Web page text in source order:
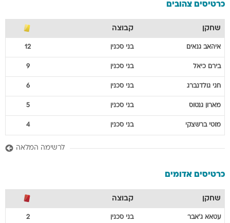
כרטיסים צהובים
שחקן קבוצה
איהאב גנאים בני סכנין 12
בירם כיאל בני סכנין 9
חגי גולדנברג בני סכנין 6
מארון גנטוס בני סכנין 5
מוטי ברשצקי בני סכנין 4
לרשימה המלאה
כרטיסים אדומים
שחקן קבוצה
עטאא ג'אבר בני סכנין 2